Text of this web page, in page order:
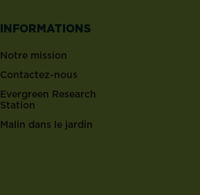
INFORMATIONS
Notre mission
Contactez-nous
Evergreen Research
Station
Malin dans le jardin